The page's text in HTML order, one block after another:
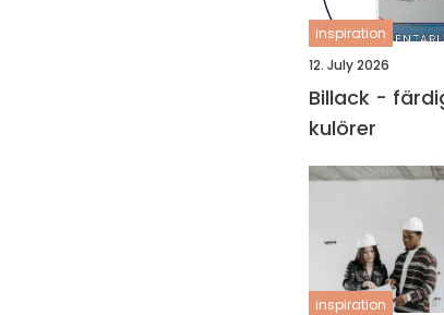
inspiration
12. July 2026
Billack -
kulörer
inspiration